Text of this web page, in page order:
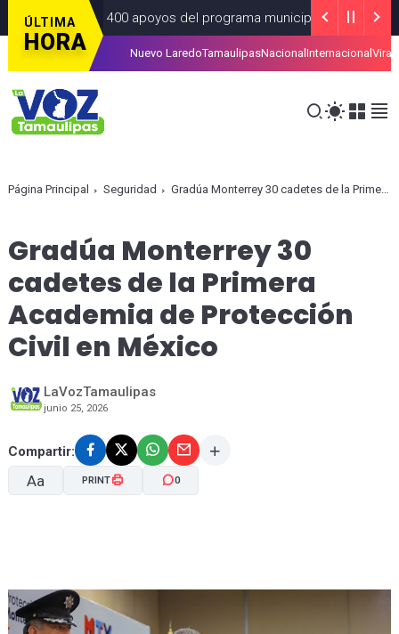
ÚLTIMA
HORA
de 4 Mil 400 apoyos del programa municipal “Mamá Luchona”
la tarjeta de la Regio Ruta ALCALDIASAGOSTO 07, 2026
Nuevo LaredoTamaulipasNacional Internacional Viral
Página Principal Seguridad Gradúa Monterrey 30 cadetes de la Primera Academia de Protección Civil en México
Gradúa Monterrey 30
cadetes de la Primera
Academia de Protección
Civil en México
LaVozTamaulipas
junio 25, 2026
Compartir:
Aa PRINT 0